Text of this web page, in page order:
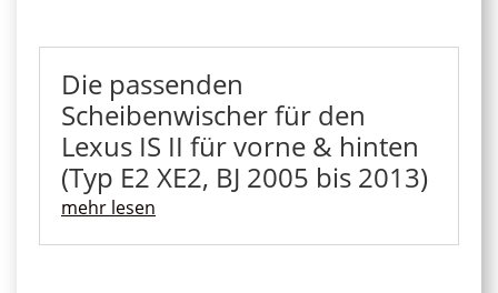
Die passenden
Scheibenwischer für den
Lexus IS II für vorne & hinten
(Typ E2 XE2, BJ 2005 bis 2013)
mehr lesen